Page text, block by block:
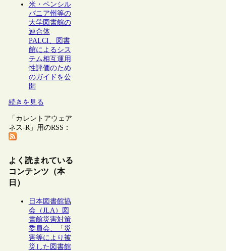
米・ペンシル
バニア州等の
大学図書館の
連合体
PALCI、図書
館によるシス
テム相互運用
性評価のため
のガイドを公
開
続きを見る
「カレントアウェア
ネス-R」用のRSS：
よく読まれている
コンテンツ（本
日）
日本図書館協
会（JLA）図
書館災害対策
委員会、「災
害等により被
災した図書館